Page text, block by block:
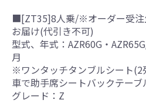
■[ZT35]8人乗/※オーダー受注
お届け(代引き不可)
型式、年式：AZR60G・
月
※ワンタッチタンブルシート(2
車で助手席シートバックテーブ
グレード：Z